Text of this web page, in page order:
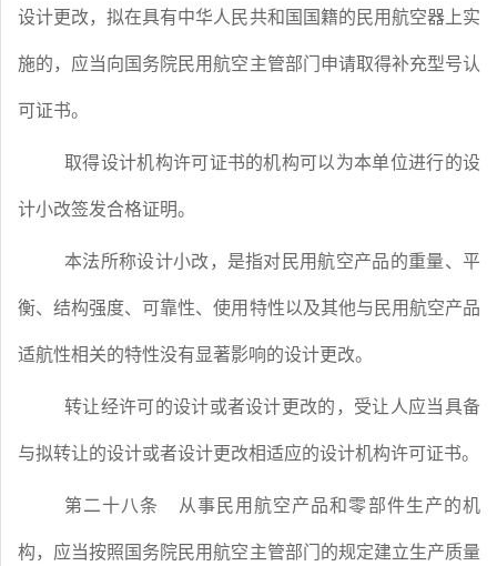
设计更改，拟在具有中华人民共和国国籍的民用航空器上实
施的，应当向国务院民用航空主管部门申请取得补充型号认
可证书。
取得设计机构许可证书的机构可以为本单位进行的设
计小改签发合格证明。
本法所称设计小改，是指对民用航空产品的重量、平
衡、结构强度、可靠性、使用特性以及其他与民用航空产品
适航性相关的特性没有显著影响的设计更改。
转让经许可的设计或者设计更改的，受让人应当具备
与拟转让的设计或者设计更改相适应的设计机构许可证书。
第二十八条 从事民用航空产品和零部件生产的机
构，应当按照国务院民用航空主管部门的规定建立生产质量